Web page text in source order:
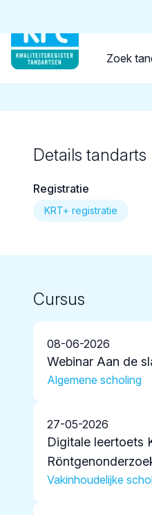
Zoek
Terug naar
Details tandarts
Registratie
KRT+ registratie
Cursus
08-06-2026
Webinar Aan de
Algemene scholing
27-05-2026
Digitale leertoets
Vakinhoudelijke